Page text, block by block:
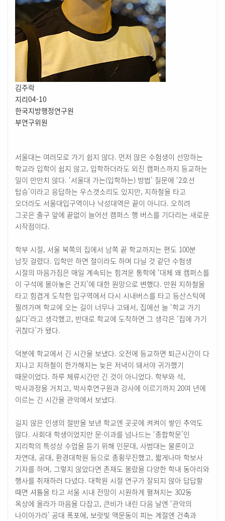
김주락
지리04-10
한국지방행정연구원
부연구위원
서울대는 여러모로 가기 쉽지 않다. 먼저 많은 수험생이 선망하는
학교라 입학이 쉽지 않고, 입학하더라도 외진 캠퍼스까지 등교하는
일이 만만치 않다. ‘서울대 가는(입학하는) 방법’ 질문에 ‘2호선
탑승’이라고 응답하는 우스갯소리도 있지만, 지하철을 타고
오더라도 서울대입구역이나 낙성대역은 끝이 아니다. 오히려
그곳은 출구 앞에 끝없이 늘어선 캠퍼스 행 버스를 기다리는 새로운
시작점이다.
학부 시절, 서울 북쪽의 집에서 남쪽 끝 학교까지는 편도 100분
남짓 걸렸다. 입학만 하면 절이라도 하며 다닐 것 같던 수험생
시절의 마음가짐은 매일 계속되는 힘겨운 통학에 ‘대체 왜 캠퍼스를
이 구석에 몰아놓은 건지’에 대한 원망으로 변했다. 만원 지하철을
타고 힘겹게 도착한 입구역에서 다시 시내버스를 타고 등산스틱에
찔려가며 학교에 오는 길이 너무나 고돼서, 집에선 늘 ‘학교 가기
싫다’라고 생각했고, 반대로 학교에 도착하면 그 생각은 ‘집에 가기
귀찮다’가 됐다.
덕분에 학교에서 긴 시간을 보냈다. 오전에 등교하면 퇴근시간이 다
지나고 지하철이 한가해지는 늦은 저녁이 돼서야 귀가했기
때문이었다. 하루 체류시간만 긴 것이 아니었다. 학부와 석,
박사과정을 거치고, 박사후연구원과 강사에 이르기까지 20여 년에
이르는 긴 시간을 관악에서 보냈다.
길지 않은 인생의 절반을 보낸 학교엔 곳곳에 켜켜이 쌓인 추억도
많다. 사회대 학생이었지만 문·이과를 넘나드는 ‘종합학문’인
지리학의 특성상 수업을 듣기 위해 인문대, 사범대는 물론이고
자연대, 공대, 환경대학원 등으로 종횡무진했고, 짧게나마 학보사
기자를 하며, 그렇지 않았다면 존재도 몰랐을 다양한 학내 동아리와
행사를 취재하러 다녔다. 대학원 시절 연구가 잘되지 않아 답답할
때면 셔틀을 타고 서울 시내 전망이 시원하게 펼쳐지는 302동
옥상에 올라가 마음을 다잡고, 큰비가 내린 다음 날엔 ‘관악의
나이아가라’ 공대 폭포에, 보랏빛 맥문동이 피는 계절엔 건축과